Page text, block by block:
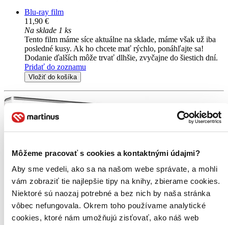
Môžeme pracovať s cookies a kontaktnými údajmi?
Aby sme vedeli, ako sa na našom webe správate, a mohli
vám zobraziť tie najlepšie tipy na knihy, zbierame cookies.
Niektoré sú naozaj potrebné a bez nich by naša stránka
vôbec nefungovala. Okrem toho používame analytické
cookies, ktoré nám umožňujú zisťovať, ako náš web
Blu-ray film
11,90 €
Na sklade 1 ks
Tento film máme síce aktuálne na sklade, máme však už iba
posledné kusy. Ak ho chcete mať rýchlo, ponáhľajte sa!
Dodanie ďalších môže trvať dlhšie, zvyčajne do šiestich dní.
Pridať do zoznamu
Vložiť do košíka